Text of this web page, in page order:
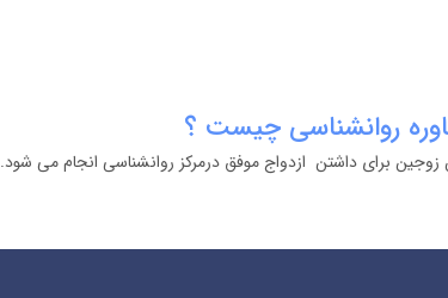
روانشناسی چیست ؟
زوجین برای داشتن ازدواج موفق درمرکز روانشناسی انجام می شود.